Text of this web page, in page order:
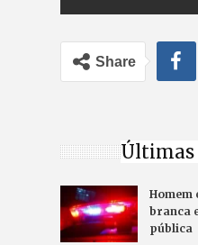
Share
Últimas
Homem
branca
pública